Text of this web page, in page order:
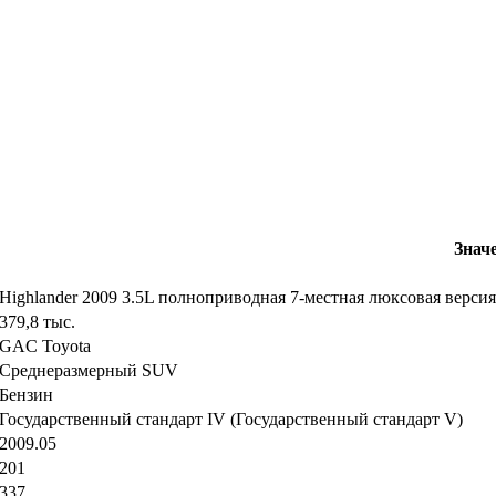
Highlander 2009 3.5L полноприводная 7-местная люксовая версия
379,8 тыс.
GAC Toyota
Среднеразмерный SUV
Бензин
Государственный стандарт IV (Государственный стандарт V)
2009.05
201
337